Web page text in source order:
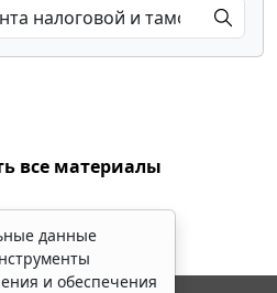
все материалы
данные
и обеспечения